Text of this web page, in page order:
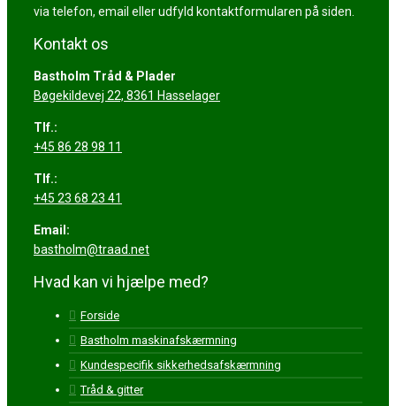
via telefon, email eller udfyld kontaktformularen på siden.
Kontakt os
Bastholm Tråd & Plader
​Bøgekildevej 22, 8361 Hasselager
Tlf.:
+45 86 28 98 11
Tlf.:
+45 23 68 23 41
Email:
bastholm@traad.net
Hvad kan vi hjælpe med?
Forside
Bastholm maskinafskærmning
Kundespecifik sikkerhedsafskærmning
Tråd & gitter